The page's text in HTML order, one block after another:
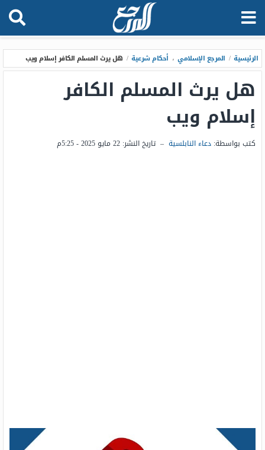
الرئيسية / المرجع الإسلامي ، أحكام شرعية / هل يرث المسلم الكافر إسلام ويب
هل يرث المسلم الكافر
إسلام ويب
كتب بواسطة: دعاء النابلسية – تاريخ النشر: 22 مايو 2025 - 5:25م